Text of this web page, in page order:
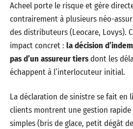
Acheel porte le risque et gère
contrairement à plusieurs néo-
des distributeurs (Leocare, Lovys).
impact concret : la décision
pas d’un assureur tiersdont les
échappent à l’interlocuteur initial.
La déclaration de sinistre se fait en
clients montrent une gestion
simples (bris de glace, petit dégât